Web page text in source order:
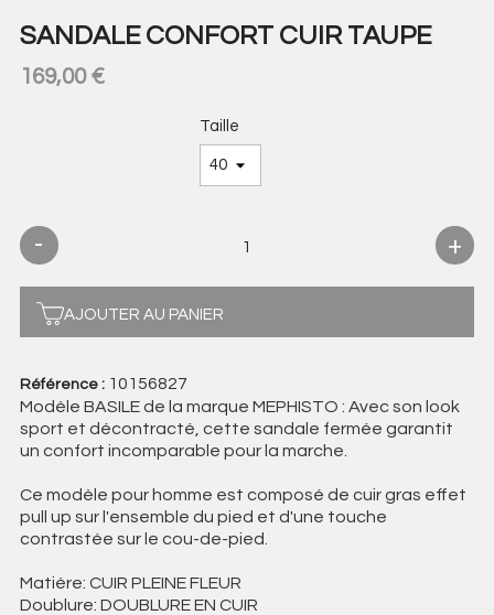
SANDALE CONFORT CUIR TAUPE
169,00 €
Taille
AJOUTER AU PANIER
Référence : 10156827
Modèle BASILE de la marque MEPHISTO : Avec son look
sport et décontracté, cette sandale fermée garantit
un confort incomparable pour la marche.
Ce modèle pour homme est composé de cuir gras effet
pull up sur l'ensemble du pied et d'une touche
contrastée sur le cou-de-pied.
Matière: CUIR PLEINE FLEUR
Doublure: DOUBLURE EN CUIR